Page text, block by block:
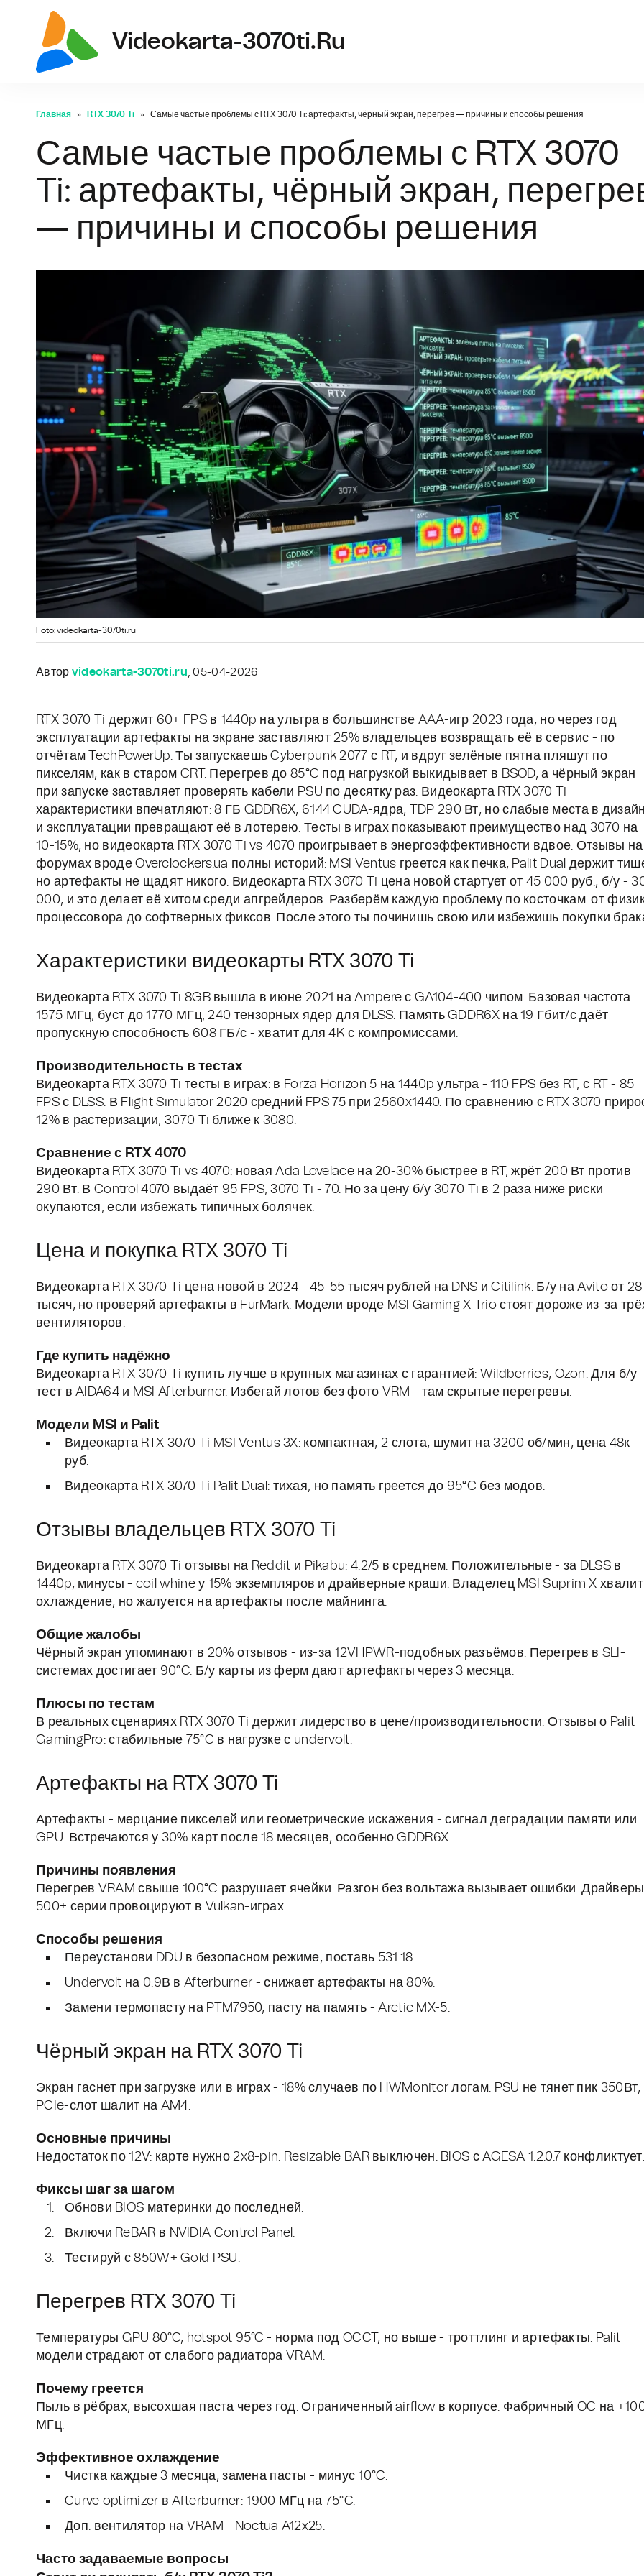
Videokarta-3070ti.ru
Главная RTX 3070 Ti Самые частые проблемы с RTX 3070 Ti: артефакты, чёрный экран, перегрев — причины и способы решения
Самые частые проблемы с RTX 3070
Ti: артефакты, чёрный экран,
— причины и способы решения
Foto: videokarta-3070ti.ru
Автор videokarta-3070ti.ru, 05-04-2026
RTX 3070 Ti держит 60+ FPS в 1440p на ультра в большинстве AAA-игр 2023 года, но через год
эксплуатации артефакты на экране заставляют 25% владельцев возвращать её в сервис - по
отчётам TechPowerUp. Ты запускаешь Cyberpunk 2077 с RT, и вдруг зелёные пятна пляшут по
пикселям, как в старом CRT. Перегрев до 85°C под нагрузкой выкидывает в BSOD, а чёрный экран
при запуске заставляет проверять кабели PSU по десятку раз. Видеокарта RTX 3070 Ti
характеристики впечатляют: 8 ГБ GDDR6X, 6144 CUDA-ядра, TDP 290 Вт, но слабые места в
и эксплуатации превращают её в лотерею. Тесты в играх показывают преимущество над 3070 на
10-15%, но видеокарта RTX 3070 Ti vs 4070 проигрывает в энергоэффективности вдвое. Отзывы на
форумах вроде Overclockers.ua полны историй: MSI Ventus греется как печка, Palit Dual держит
но артефакты не щадят никого. Видеокарта RTX 3070 Ti цена новой стартует от 45 000 руб., б/у -
000, и это делает её хитом среди апгрейдеров. Разберём каждую проблему по косточкам: от
процессовора до софтверных фиксов. После этого ты починишь свою или избежишь покупки
Характеристики видеокарты RTX 3070 Ti
Видеокарта RTX 3070 Ti 8GB вышла в июне 2021 на Ampere с GA104-400 чипом. Базовая частота
1575 МГц, буст до 1770 МГц, 240 тензорных ядер для DLSS. Память GDDR6X на 19 Гбит/с даёт
пропускную способность 608 ГБ/с - хватит для 4K с компромиссами.
Производительность в тестах
Видеокарта RTX 3070 Ti тесты в играх: в Forza Horizon 5 на 1440p ультра - 110 FPS без RT, с RT - 85
FPS с DLSS. В Flight Simulator 2020 средний FPS 75 при 2560x1440. По сравнению с RTX 3070
12% в растеризации, 3070 Ti ближе к 3080.
Сравнение с RTX 4070
Видеокарта RTX 3070 Ti vs 4070: новая Ada Lovelace на 20-30% быстрее в RT, жрёт 200 Вт против
290 Вт. В Control 4070 выдаёт 95 FPS, 3070 Ti - 70. Но за цену б/у 3070 Ti в 2 раза ниже риски
окупаются, если избежать типичных болячек.
Цена и покупка RTX 3070 Ti
Видеокарта RTX 3070 Ti цена новой в 2024 - 45-55 тысяч рублей на DNS и Citilink. Б/у на Avito от 28
тысяч, но проверяй артефакты в FurMark. Модели вроде MSI Gaming X Trio стоят дороже из-за
вентиляторов.
Где купить надёжно
Видеокарта RTX 3070 Ti купить лучше в крупных магазинах с гарантией: Wildberries, Ozon. Для б/у
тест в AIDA64 и MSI Afterburner. Избегай лотов без фото VRM - там скрытые перегревы.
Модели MSI и Palit
Видеокарта RTX 3070 Ti MSI Ventus 3X: компактная, 2 слота, шумит на 3200 об/мин, цена 48к
руб.
Видеокарта RTX 3070 Ti Palit Dual: тихая, но память греется до 95°C без модов.
Отзывы владельцев RTX 3070 Ti
Видеокарта RTX 3070 Ti отзывы на Reddit и Pikabu: 4.2/5 в среднем. Положительные - за DLSS в
1440p, минусы - coil whine у 15% экземпляров и драйверные краши. Владелец MSI Suprim X хвалит
охлаждение, но жалуется на артефакты после майнинга.
Общие жалобы
Чёрный экран упоминают в 20% отзывов - из-за 12VHPWR-подобных разъёмов. Перегрев в SLI-
системах достигает 90°C. Б/у карты из ферм дают артефакты через 3 месяца.
Плюсы по тестам
В реальных сценариях RTX 3070 Ti держит лидерство в цене/производительности. Отзывы о Palit
GamingPro: стабильные 75°C в нагрузке с undervolt.
Артефакты на RTX 3070 Ti
Артефакты - мерцание пикселей или геометрические искажения - сигнал деградации памяти или
GPU. Встречаются у 30% карт после 18 месяцев, особенно GDDR6X.
Причины появления
Перегрев VRAM свыше 100°C разрушает ячейки. Разгон без вольтажа вызывает ошибки. Драйверы
500+ серии провоцируют в Vulkan-играх.
Способы решения
Переустанови DDU в безопасном режиме, поставь 531.18.
Undervolt на 0.9В в Afterburner - снижает артефакты на 80%.
Замени термопасту на PTM7950, пасту на память - Arctic MX-5.
Чёрный экран на RTX 3070 Ti
Экран гаснет при загрузке или в играх - 18% случаев по HWMonitor логам. PSU не тянет пик 350Вт,
PCIe-слот шалит на AM4.
Основные причины
Недостаток по 12V: карте нужно 2x8-pin. Resizable BAR выключен. BIOS с AGESA 1.2.0.7
Фиксы шаг за шагом
Обнови BIOS материнки до последней.
Включи ReBAR в NVIDIA Control Panel.
Тестируй с 850W+ Gold PSU.
Перегрев RTX 3070 Ti
Температуры GPU 80°C, hotspot 95°C - норма под OCCT, но выше - троттлинг и артефакты. Palit
модели страдают от слабого радиатора VRAM.
Почему греется
Пыль в рёбрах, высохшая паста через год. Ограниченный airflow в корпусе. Фабричный OC на
МГц.
Эффективное охлаждение
Чистка каждые 3 месяца, замена пасты - минус 10°C.
Curve optimizer в Afterburner: 1900 МГц на 75°C.
Доп. вентилятор на VRAM - Noctua A12x25.
Часто задаваемые вопросы